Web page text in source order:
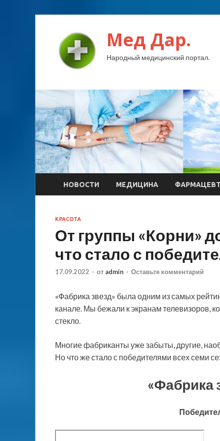
Мед Дар.
Народный медицинский портал.
НОВОСТИ МЕДИЦИНА
КРАСОТА
От группы «Корни»
что стало с
17.09.2022 - от admin - Оставьте комментарий
«Фабрика звезд» была одним из самых
канале. Мы бежали к экранам телевизоров,
стекло.
Многие фабриканты уже забыты, другие,
Но что же стало с победителями всех семи
«Фабрика